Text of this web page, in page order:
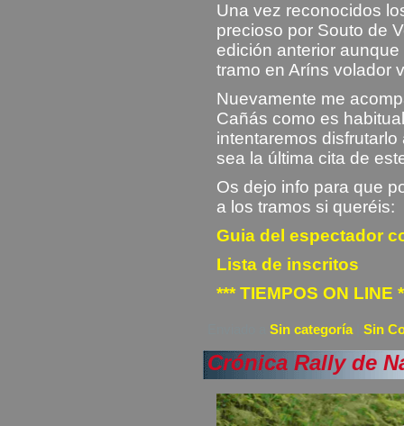
Una vez reconocidos
precioso por Souto de
edición anterior
tramo en Aríns volador
Nuevamente me
Cañás como es
intentaremos
sea la última cita de
Os dejo info para que
a los tramos si queréis:
Guia del espectador
Lista de inscritos
*** TIEMPOS ON LINE
Sin categoría Sin
Crónica Rally de